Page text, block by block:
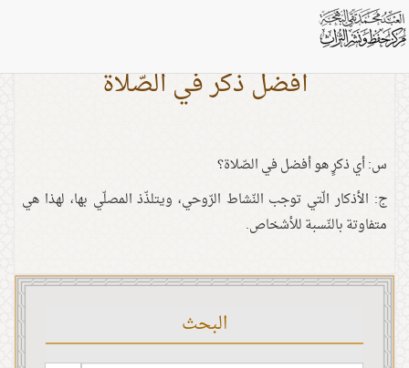
أفضل ذكر في الصّلاة
س: أي ذكرٍ هو أفضل في الصّلاة؟
ج: الأذكار الّتي توجب النّشاط الرّوحي، ويتلذّذ المصلّي بها، لهذا هي
متفاوتة بالنّسبة للأشخاص.
البحث